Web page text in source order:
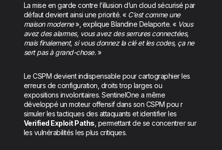
La mise en garde contre l’illusion d’un cloud sécurisé par
défaut devient ainsi une priorité. « C’est comme une
maison moderne», explique Blandine Delaporte. « Vous
avez des alarmes, vous avez des serrures connectées,
mais finalement, si vous donnez la clé et les codes, ça ne
sert pas à grand-chose. »
Le CSPM devient indispensable pour cartographier les
erreurs de configuration, droits trop larges ou
expositions involontaires. SentinelOne a même
développé un moteur offensif dans son CSPM pou r
simuler les tactiques des attaquants et identifier les
Verified Exploit Paths , permettant de se concentrer sur
les vulnérabilités les plus critiques.